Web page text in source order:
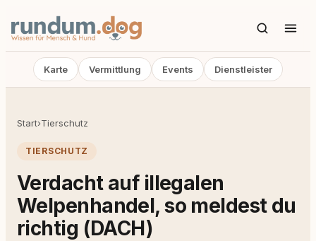
Karte Vermittlung Events Dienstleister
Start›Tierschutz
TIERSCHUTZ
Verdacht auf illegalen
Welpenhandel, so meldest du
richtig (DACH)